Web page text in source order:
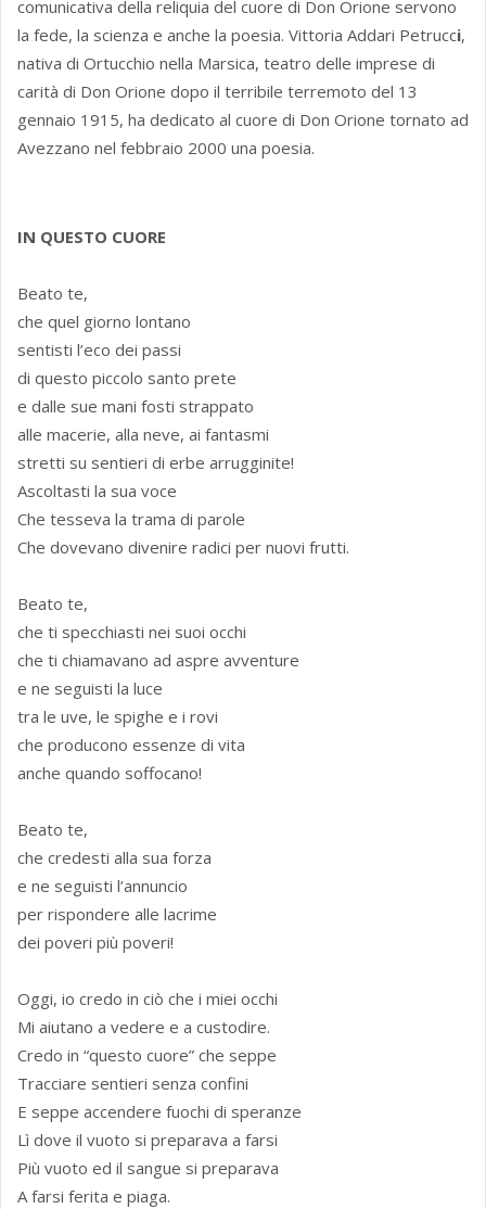
comunicativa della reliquia del cuore di Don Orione servono
la fede, la scienza e anche la poesia. Vittoria Addari Petrucci,
nativa di Ortucchio nella Marsica, teatro delle imprese di
carità di Don Orione dopo il terribile terremoto del 13
gennaio 1915, ha dedicato al cuore di Don Orione tornato ad
Avezzano nel febbraio 2000 una poesia.
IN QUESTO CUORE
Beato te,
che quel giorno lontano
sentisti l’eco dei passi
di questo piccolo santo prete
e dalle sue mani fosti strappato
alle macerie, alla neve, ai fantasmi
stretti su sentieri di erbe arrugginite!
Ascoltasti la sua voce
Che tesseva la trama di parole
Che dovevano divenire radici per nuovi frutti.
Beato te,
che ti specchiasti nei suoi occhi
che ti chiamavano ad aspre avventure
e ne seguisti la luce
tra le uve, le spighe e i rovi
che producono essenze di vita
anche quando soffocano!
Beato te,
che credesti alla sua forza
e ne seguisti l’annuncio
per rispondere alle lacrime
dei poveri più poveri!
Oggi, io credo in ciò che i miei occhi
Mi aiutano a vedere e a custodire.
Credo in “questo cuore” che seppe
Tracciare sentieri senza confini
E seppe accendere fuochi di speranze
Lì dove il vuoto si preparava a farsi
Più vuoto ed il sangue si preparava
A farsi ferita e piaga.